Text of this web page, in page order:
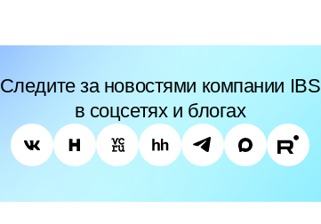
Следите за новостями компании IBS
в соцсетях и блогах